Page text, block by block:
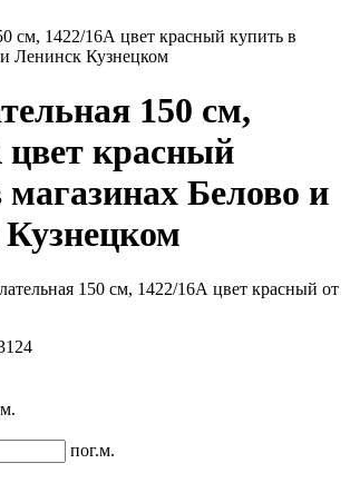
см, 1422/16А цвет красный купить в
Ленинск Кузнецком
150 см,
цвет красный
Белово и
пог.м.